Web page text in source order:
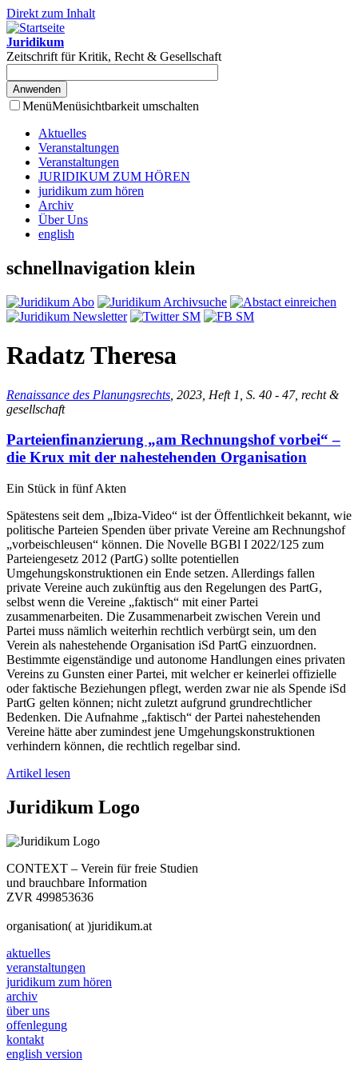
Direkt zum Inhalt
Juridikum
Zeitschrift für Kritik, Recht & Gesellschaft
MenüMenüsichtbarkeit umschalten
Aktuelles
Veranstaltungen
Veranstaltungen
JURIDIKUM ZUM HÖREN
juridikum zum hören
Archiv
Über Uns
english
schnellnavigation klein
Radatz Theresa
Renaissance des Planungsrechts , 2023, Heft 1, S. 40 - 47, recht &
gesellschaft
Parteienfinanzierung „am Rechnungshof vorbei“ –
die Krux mit der nahestehenden Organisation
Ein Stück in fünf Akten
Spätestens seit dem „Ibiza-Video“ ist der Öffentlichkeit bekannt, wie
politische Parteien Spenden über private Vereine am Rechnungshof
„vorbeischleusen“ können. Die Novelle BGBl I 2022/125 zum
Parteiengesetz 2012 (PartG) sollte potentiellen
Umgehungskonstruktionen ein Ende setzen. Allerdings fallen
private Vereine auch zukünftig aus den Regelungen des PartG,
selbst wenn die Vereine „faktisch“ mit einer Partei
zusammenarbeiten. Die Zusammenarbeit zwischen Verein und
Partei muss nämlich weiterhin rechtlich verbürgt sein, um den
Verein als nahestehende Organisation iSd PartG einzuordnen.
Bestimmte eigenständige und autonome Handlungen eines privaten
Vereins zu Gunsten einer Partei, mit welcher er keinerlei offizielle
oder faktische Beziehungen pflegt, werden zwar nie als Spende iSd
PartG gelten können; nicht zuletzt aufgrund grundrechtlicher
Bedenken. Die Aufnahme „faktisch“ der Partei nahestehenden
Vereine hätte aber zumindest jene Umgehungskonstruktionen
verhindern können, die rechtlich regelbar sind.
Artikel lesen
Juridikum Logo
CONTEXT – Verein für freie Studien
und brauchbare Information
ZVR 499853636
organisation( at )juridikum.at
aktuelles
veranstaltungen
juridikum zum hören
archiv
über uns
offenlegung
kontakt
english version